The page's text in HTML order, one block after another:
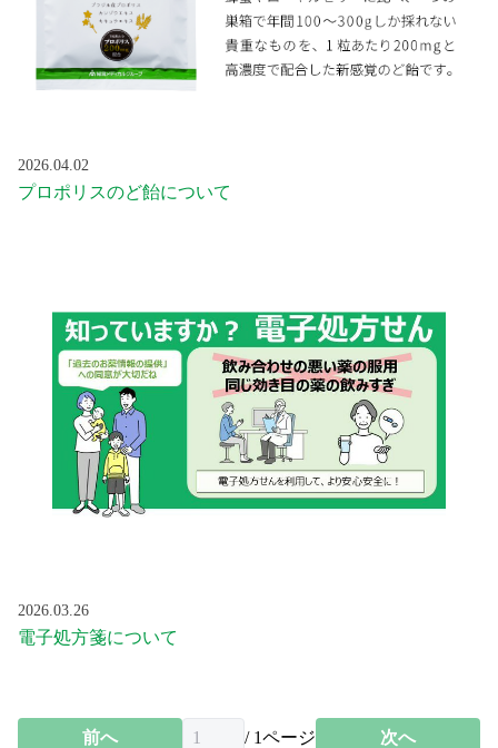
2026.04.02
プロポリスのど飴について
2026.03.26
電子処方箋について
前へ / 1ページ 次へ